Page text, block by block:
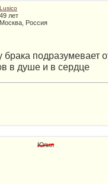
Lusico
49 лет
Москва, Россия
брака подразумевает
в душе и в сердце
Юлия